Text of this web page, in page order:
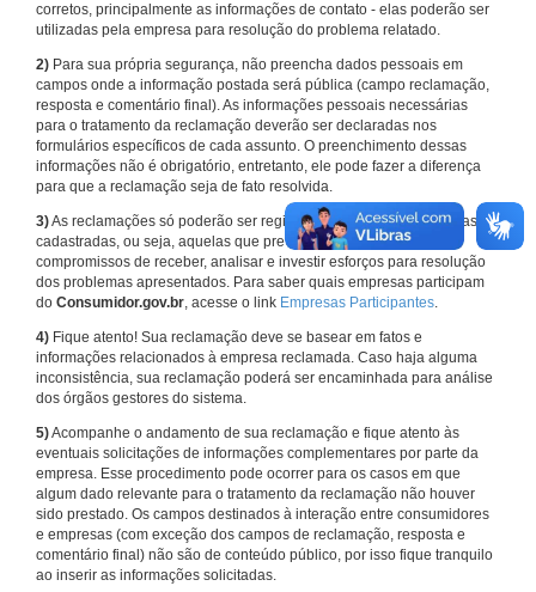
corretos, principalmente as informações de contato - elas poderão ser
utilizadas pela empresa para resolução do problema relatado.
2) Para sua própria segurança, não preencha dados pessoais em
campos onde a informação postada será pública (campo reclamação,
resposta e comentário final). As informações pessoais necessárias
para o tratamento da reclamação deverão ser declaradas nos
formulários específicos de cada assunto. O preenchimento dessas
informações não é obrigatório, entretanto, ele pode fazer a diferença
para que a reclamação seja de fato resolvida.
3)As reclamações só poderão ser registradas em face de empresas
cadastradas, ou seja, aquelas que previamente assumiram
compromissos de receber, analisar e investir esforços para resolução
dos problemas apresentados. Para saber quais empresas participam
do Consumidor.gov.br, acesse o link Empresas Participantes.
4) Fique atento! Sua reclamação deve se basear em fatos e
informações relacionados à empresa reclamada. Caso haja alguma
inconsistência, sua reclamação poderá ser encaminhada para análise
dos órgãos gestores do sistema.
5)Acompanhe o andamento de sua reclamação e fique atento às
eventuais solicitações de informações complementares por parte da
empresa. Esse procedimento pode ocorrer para os casos em que
algum dado relevante para o tratamento da reclamação não houver
sido prestado. Os campos destinados à interação entre consumidores
e empresas (com exceção dos campos de reclamação, resposta e
comentário final) não são de conteúdo público, por isso fique tranquilo
ao inserir as informações solicitadas.